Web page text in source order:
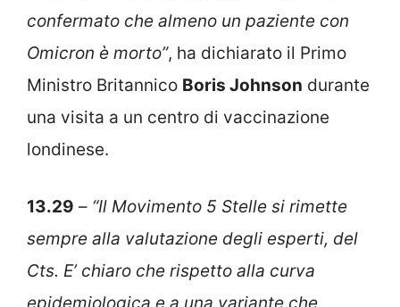
confermato che almeno un paziente con
Omicron è morto”, ha dichiarato il Primo
Ministro Britannico Boris Johnson durante
una visita a un centro di vaccinazione
londinese.
13.29 – “Il Movimento 5 Stelle si rimette
sempre alla valutazione degli esperti, del
Cts. E’ chiaro che rispetto alla curva